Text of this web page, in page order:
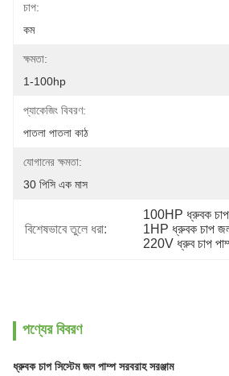
চাপ:
কম
ক্ষমতা:
1-100hp
প্যাকেজিং বিবরণ:
পাতলা পাতলা কাঠ
যোগানের ক্ষমতা:
30 পিসি এক মাস
বিশেষভাবে তুলে ধরা:
100HP ধ্রুবক চাপ
1HP ধ্রুবক চাপ জল
220V ধ্রুব চাপ
পণ্যের বিবরণ
ধ্রুবক চাপ সিস্টেম জল পাম্প সরবরাহ সরঞ্জাম